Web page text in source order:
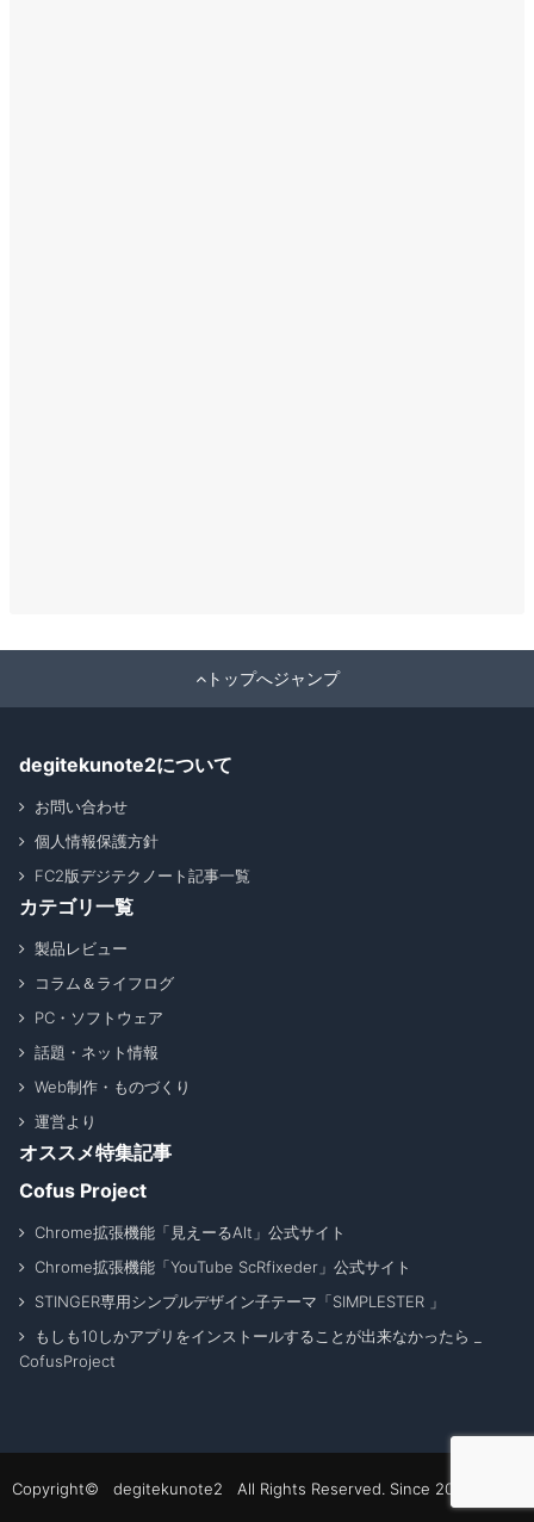
トップへジャンプ
degitekunote2について
お問い合わせ
個人情報保護方針
FC2版デジテクノート記事一覧
カテゴリ一覧
製品レビュー
コラム＆ライフログ
PC・ソフトウェア
話題・ネット情報
Web制作・ものづくり
運営より
オススメ特集記事
Cofus Project
Chrome拡張機能「見えーるAlt」公式サイト
Chrome拡張機能「YouTube ScRfixeder」公式サイト
STINGER専用シンプルデザイン子テーマ「SIMPLESTER 」
もしも10しかアプリをインストールすることが出来なかったら _
CofusProject
Copyright© degitekunote2 All Rights Reserved. Since 2011 - 2026